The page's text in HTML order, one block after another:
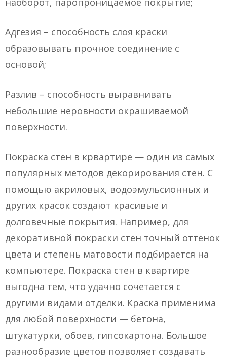
Адгезия – способность слоя краски
образовывать прочное соединение с
основой;
Разлив – способность выравнивать
небольшие неровности окрашиваемой
поверхности.
Покраска стен в крвартире — один из самых
популярных методов декорирования стен. С
помощью акриловых, водоэмульсионных и
других красок создают красивые и
долговечные покрытия. Например, для
декоративной покраски стен точный оттенок
цвета и степень матовости подбирается на
компьютере. Покраска стен в квартире
выгодна тем, что удачно сочетается с
другими видами отделки. Краска применима
для любой поверхности — бетона,
штукатурки, обоев, гипсокартона. Большое
разнообразие цветов позволяет создавать